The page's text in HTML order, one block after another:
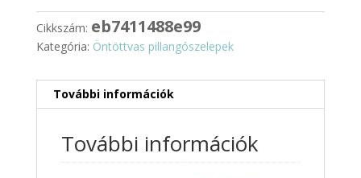
Cikkszám: eb7411488e99
Kategória: Öntöttvas pillangószelepek
További információk
További információk